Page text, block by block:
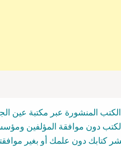
المنشورة عبر مكتبة عين
دون موافقة المؤلفين
كتابك دون علمك أو بغير